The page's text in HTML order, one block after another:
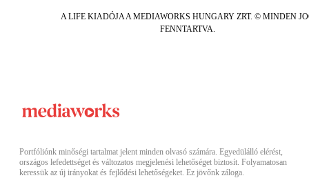
A LIFE KIADÓJA A MEDIAWORKS HUNGARY ZRT. © MINDEN
FENNTARTVA.
Portfóliónk minőségi tartalmat jelent minden olvasó számára. Egyedülálló elérést,
országos lefedettséget és változatos megjelenési lehetőséget biztosít. Folyamatosan
keressük az új irányokat és fejlődési lehetőségeket. Ez jövőnk záloga.